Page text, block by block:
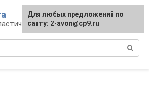
хирургия, уход
Для любых предложений по
сайту: 2-avon@cp9.ru